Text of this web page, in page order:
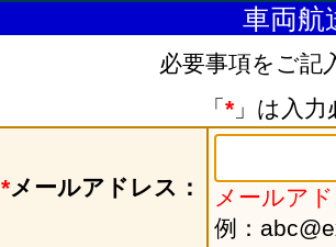
車両航
必要事項をご記
「 *」は入力
*メールアドレス：
メールア
例：